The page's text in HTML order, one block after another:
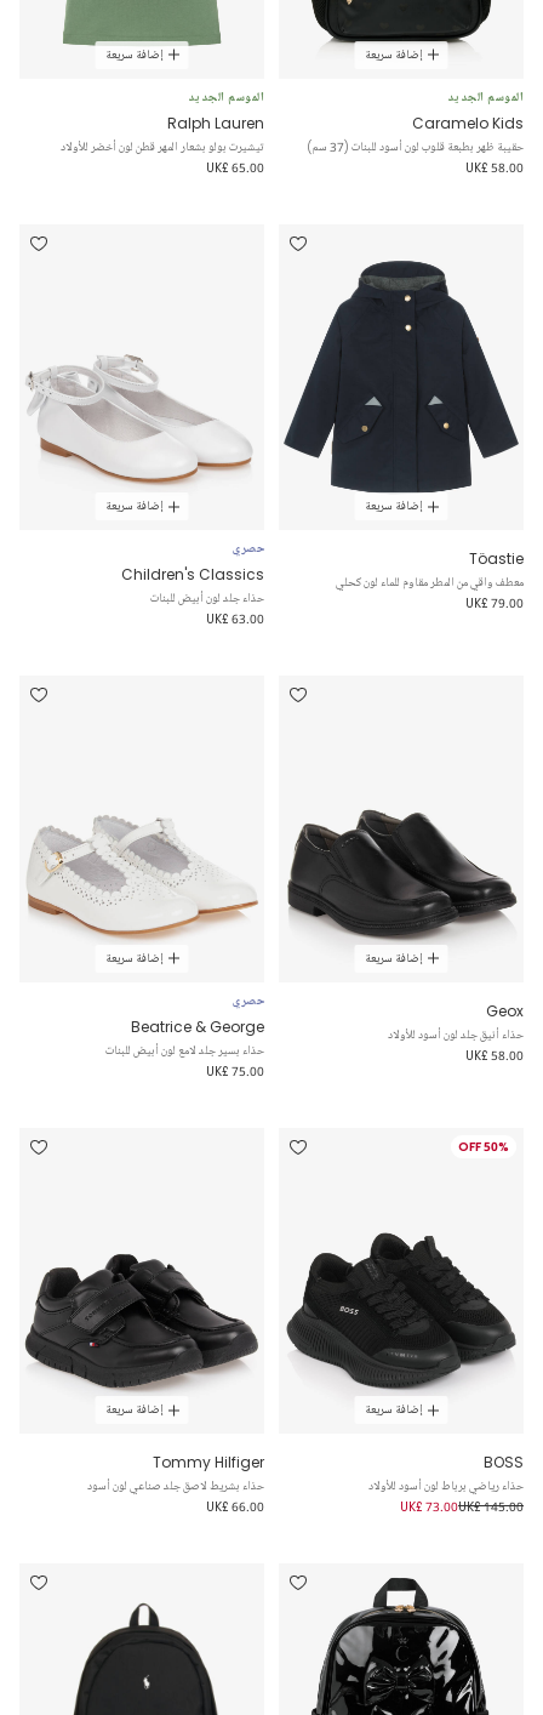
إضافة سريعة
الموسم الجديد
Caramelo Kids
حقيبة ظهر بطبعة قلوب لون أسود للبنات (37 سم)
UK£ 58.00
إضافة سريعة
الموسم الجديد
Ralph Lauren
تيشيرت بولو بشعار المهر قطن لون أخضر للأولاد
UK£ 65.00
إضافة سريعة
Töastie
معطف واقي من المطر مقاوم للماء لون كحلي
UK£ 79.00
إضافة سريعة
حصري
Children's Classics
حذاء جلد لون أبيض للبنات
UK£ 63.00
إضافة سريعة
Geox
حذاء أنيق جلد لون أسود للأولاد
UK£ 58.00
إضافة سريعة
حصري
Beatrice & George
حذاء بسير جلد لامع لون أبيض للبنات
UK£ 75.00
50% OFF
إضافة سريعة
BOSS
حذاء رياضي برباط لون أسود للأولاد
UK£ 145.00
UK£ 73.00
إضافة سريعة
Tommy Hilfiger
حذاء بشريط لاصق جلد صناعي لون أسود
UK£ 66.00